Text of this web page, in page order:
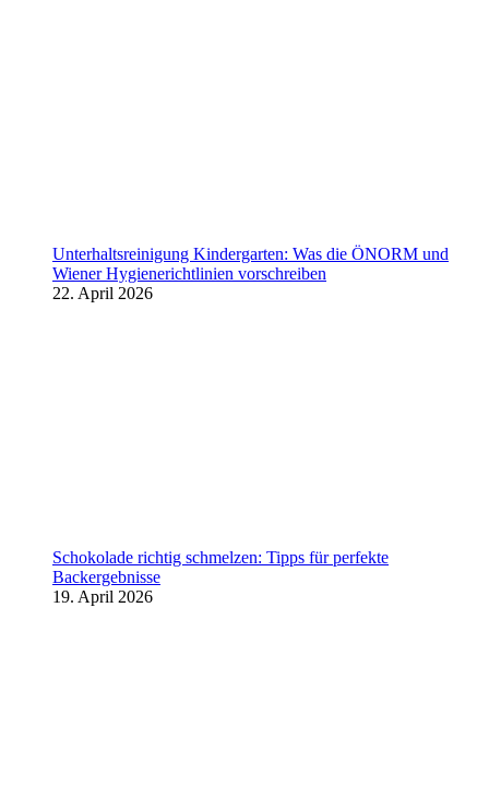
Unterhaltsreinigung Kindergarten: Was die ÖNORM und
Wiener Hygienerichtlinien vorschreiben
22. April 2026
Schokolade richtig schmelzen: Tipps für perfekte
Backergebnisse
19. April 2026